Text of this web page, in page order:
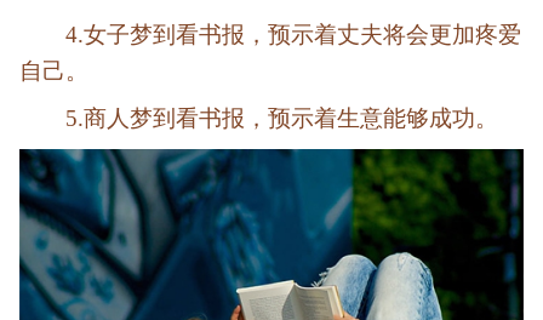
4.女子梦到看书报，预示着丈夫将会更加疼爱
自己。
5.商人梦到看书报，预示着生意能够成功。